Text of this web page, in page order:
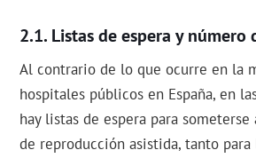
Listas de espera y número
Al contrario de lo que ocurre en la
hospitales públicos en España, en
hay listas de espera para
de reproducción asistida, tanto